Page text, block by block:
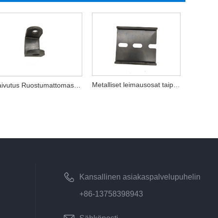
Taivutus Ruostumattomasta teräksestä valmistetut leimausosat
Kansallinen asiakaspalvelupuhelin
+86-13758398943